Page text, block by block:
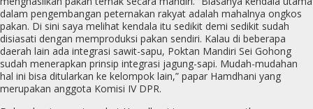
dalam pengembangan peternakan rakyat adalah mahalnya ongkos
pakan. Di sini saya melihat kendala itu sedikit demi sedikit sudah
disiasati dengan memproduksi pakan sendiri. Kalau di beberapa
daerah lain ada integrasi sawit-sapu, Poktan Mandiri Sei Gohong
sudah menerapkan prinsip integrasi jagung-sapi. Mudah-mudahan
hal ini bisa ditularkan ke kelompok lain,” papar Hamdhani yang
merupakan anggota Komisi IV DPR.